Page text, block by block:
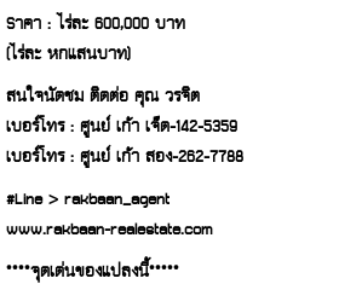
Sาคา : ไร่ละ 600,000 บาท
(ไร่ละ หกแสนบาท)
สนใจนัดชม ติดต่อ คุณ วรจิต
เบอร์โทร : ศูนย์ เก้า เจ็ด-142-5359
เบอร์โทร : ศูนย์ เก้า สอง-262-7788
#Line > rakbaan_agent
www.rakbaan-realestate.com
****จุดเด่นของแปลงนี้*****